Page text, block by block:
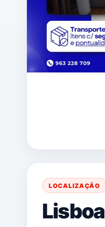
LOCALIZAÇÃO
Lisboa